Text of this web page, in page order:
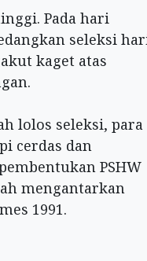
Pada hari
seleksi
kaget atas
lolos seleksi, para
cerdas dan
PSHW
mengantarkan
1991.